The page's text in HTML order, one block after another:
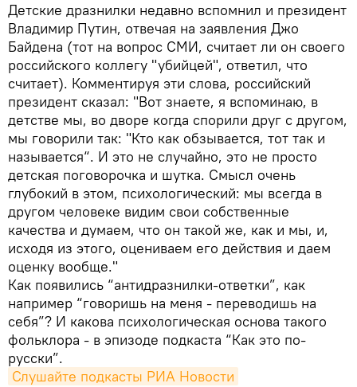
Детские дразнилки недавно вспомнил и президент
Владимир Путин, отвечая на заявления Джо
Байдена (тот на вопрос СМИ, считает ли он своего
российского коллегу "убийцей", ответил, что
считает). Комментируя эти слова, российский
президент сказал: "Вот знаете, я вспоминаю, в
детстве мы, во дворе когда спорили друг с другом,
мы говорили так: "Кто как обзывается, тот так и
называется“. И это не случайно, это не просто
детская поговорочка и шутка. Смысл очень
глубокий в этом, психологический: мы всегда в
другом человеке видим свои собственные
качества и думаем, что он такой же, как и мы, и,
исходя из этого, оцениваем его действия и даем
оценку вообще."
Как появились “антидразнилки-ответки”, как
например “говоришь на меня - переводишь на
себя”? И какова психологическая основа такого
фольклора - в эпизоде подкаста “Как это по-
русски”.
Слушайте подкасты РИА Новости